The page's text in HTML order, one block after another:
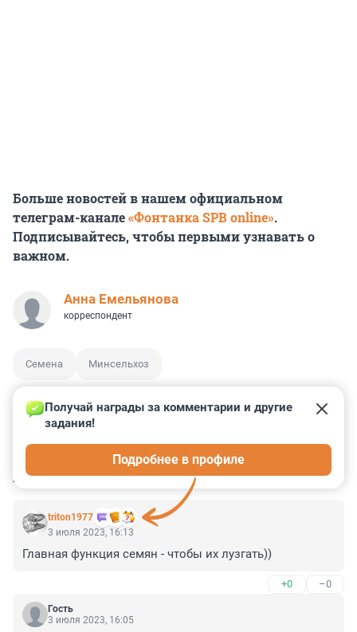
Больше новостей в нашем официальном
телеграм-канале«Фонтанка SPB online».
Подписывайтесь, чтобы первыми узнавать о
важном.
Анна Емельянова
корреспондент
Семена Минсельхоз
КОММЕНТАРИИ 7
triton1977
Получай награды за комментарии и другие
задания!
Подробнее в профиле
3 июля 2023, 16:13
Главная функция семян - чтобы их лузгать))
+0 –0
Гость
3 июля 2023, 16:05